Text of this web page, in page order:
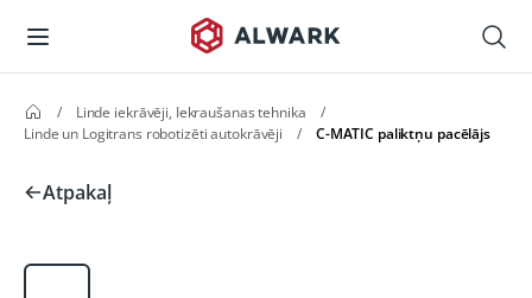
/ Linde iekrāvēji, Iekraušanas tehnika
/
Linde un Logitrans robotizēti autokrāvēji
/ C-MATIC paliktņu pacēlājs
Atpakaļ